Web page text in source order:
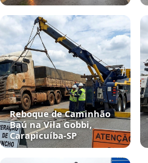
Reboque de Caminhão
Baú na Vila Gobbi,
Carapicuíba‑SP